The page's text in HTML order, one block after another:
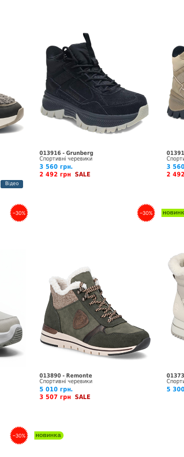
Відео
013916 - Grunberg
Спортивні черевики
3 560 грн.
2 492 грн SALE
3
2
–30% –30%
013890 - Remonte
Спортивні черевики
5 010 грн.
3 507 грн SALE
5
–30%